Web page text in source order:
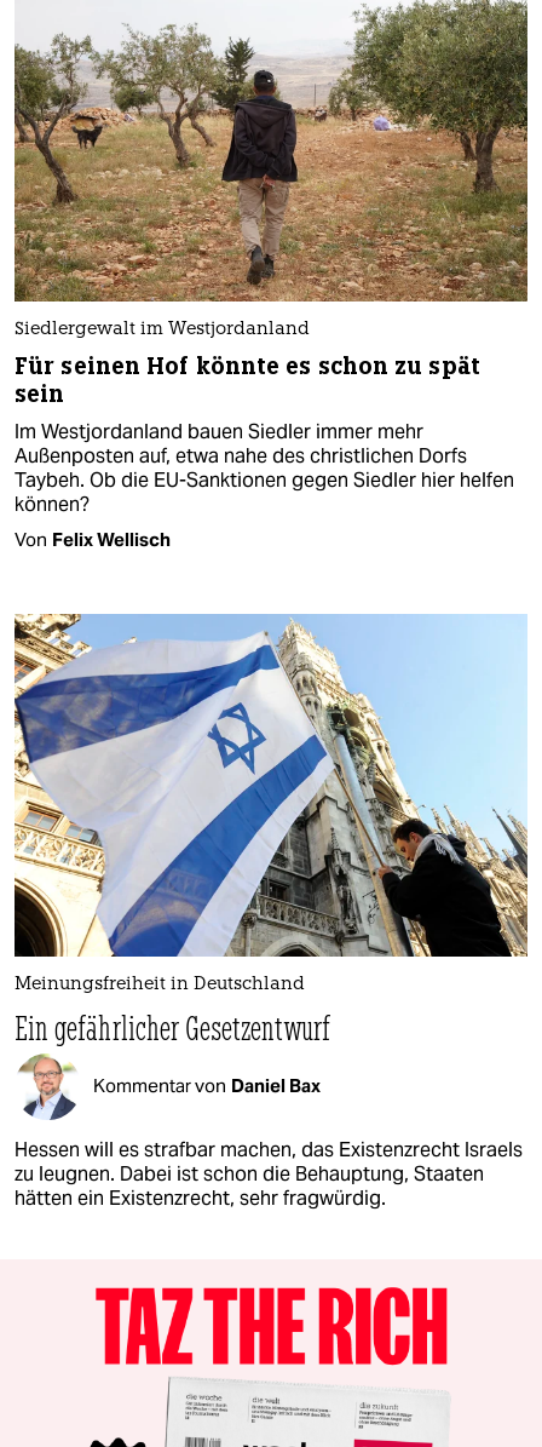
Siedlergewalt im Westjordanland
Für seinen Hof könnte es schon zu spät
sein
Im Westjordanland bauen Siedler immer mehr
Außenposten auf, etwa nahe des christlichen Dorfs
Taybeh. Ob die EU-Sanktionen gegen Siedler hier helfen
können?
Von Felix Wellisch
Meinungsfreiheit in Deutschland
Ein gefährlicher Gesetzentwurf
Kommentar von Daniel Bax
Hessen will es strafbar machen, das Existenzrecht Israels
zu leugnen. Dabei ist schon die Behauptung, Staaten
hätten ein Existenzrecht, sehr fragwürdig.